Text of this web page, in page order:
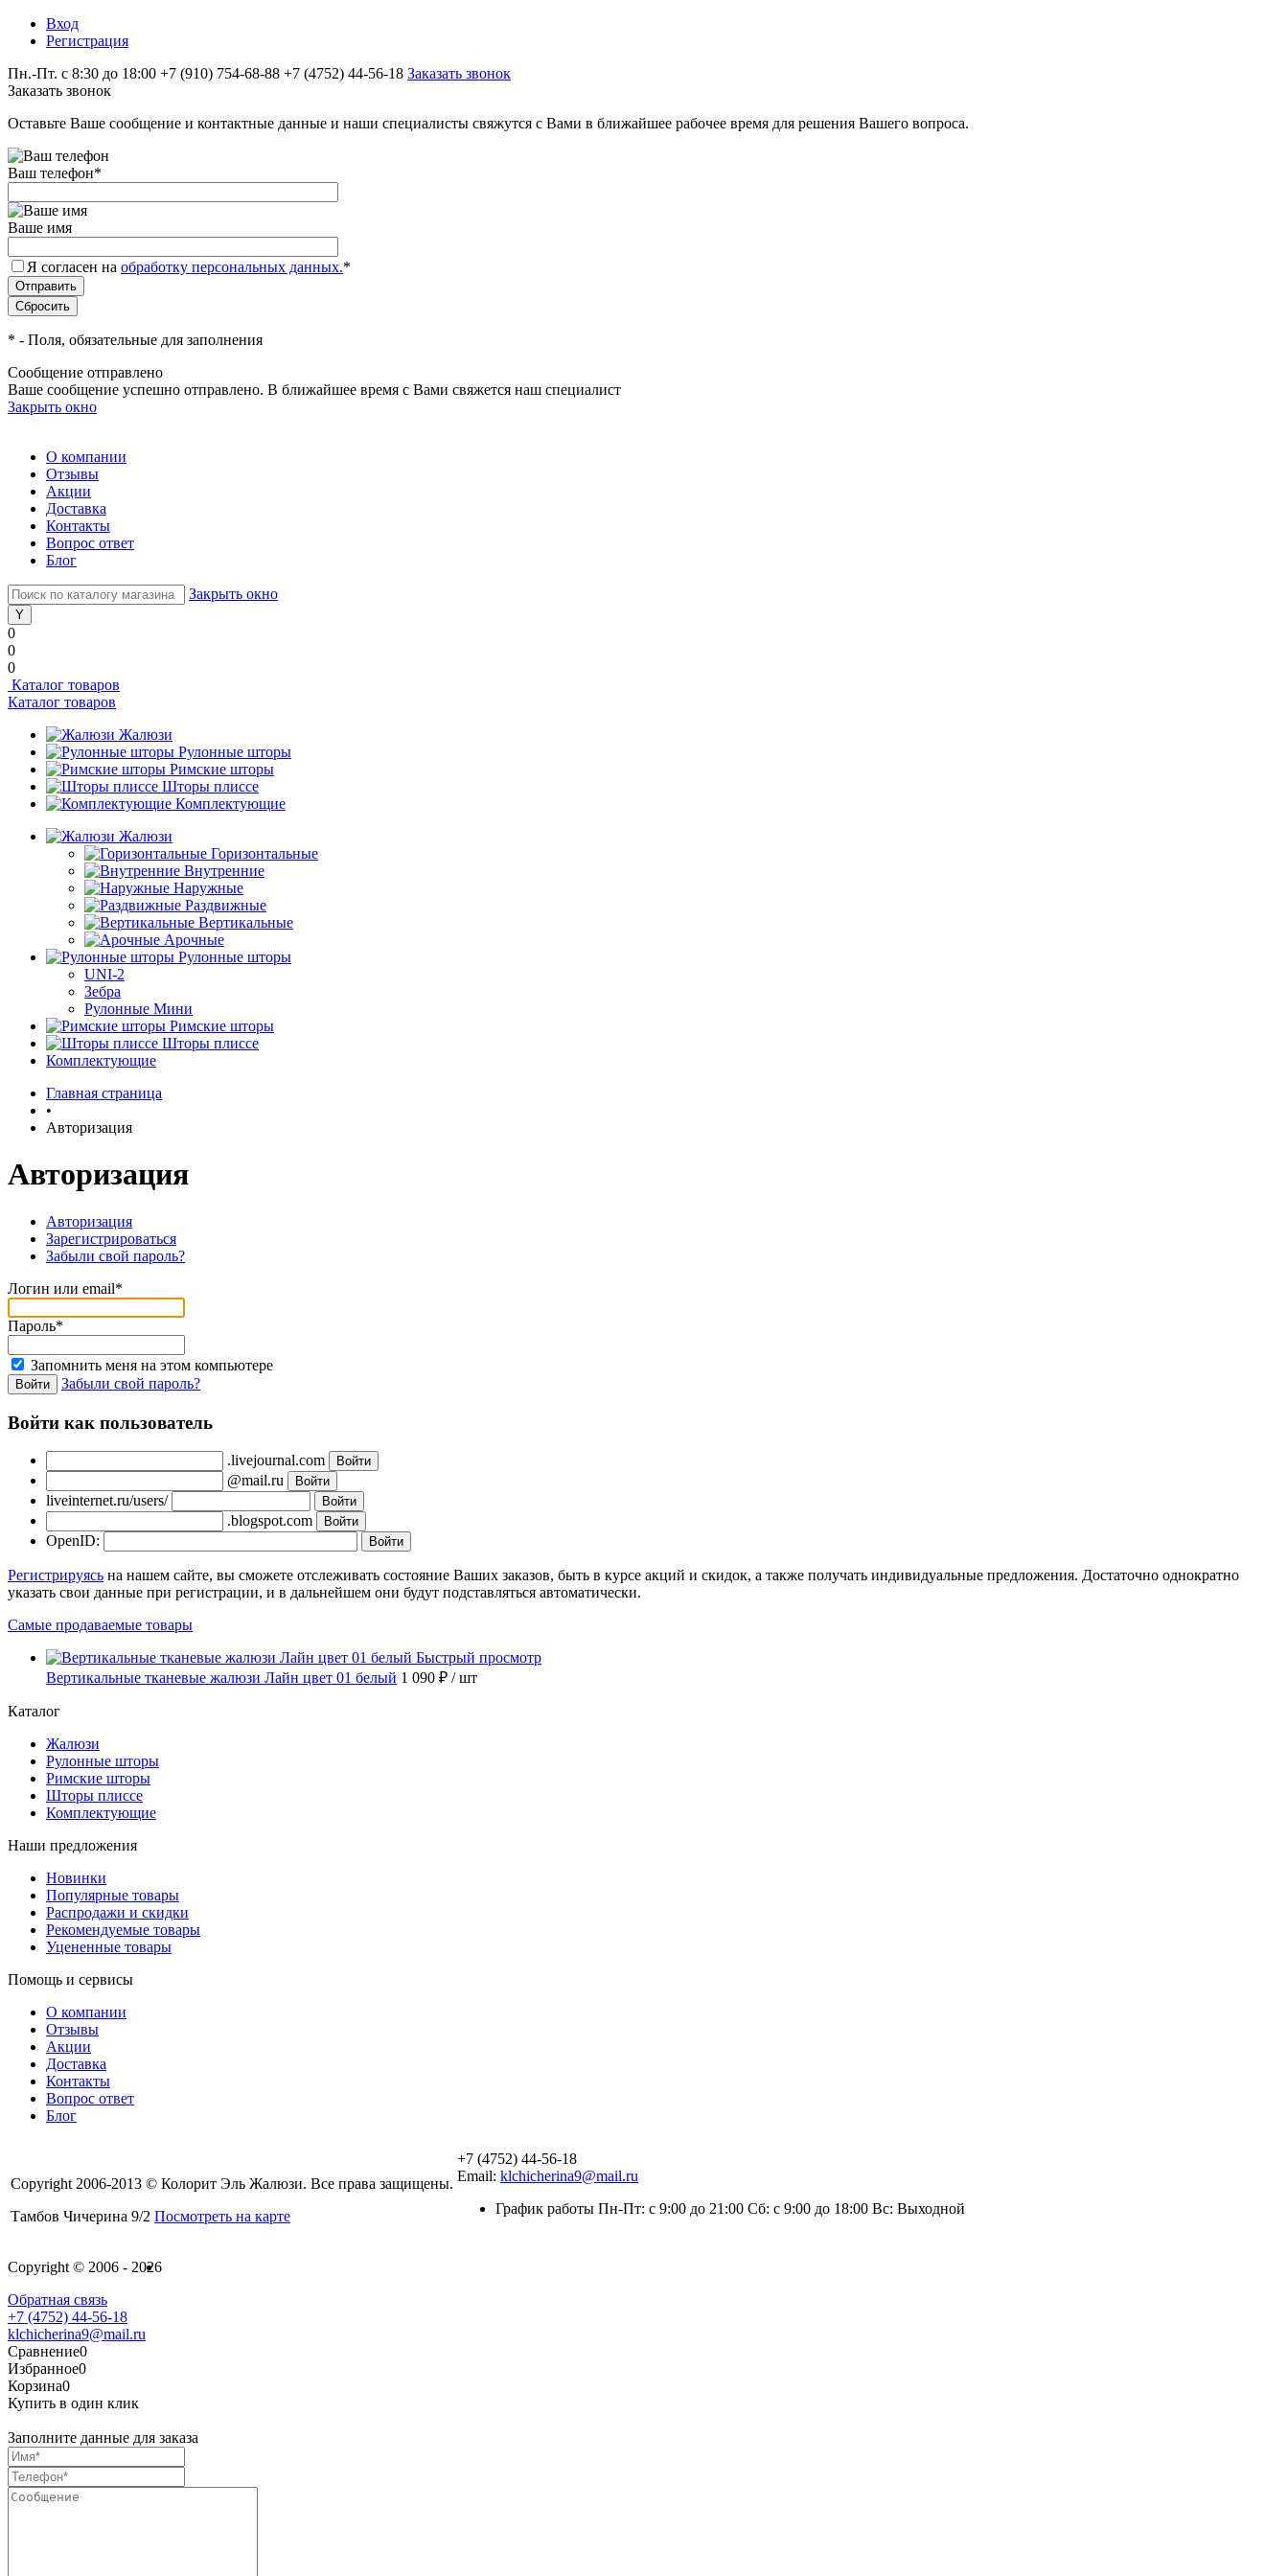
Вход
Регистрация
Пн.-Пт. с 8:30 до 18:00 +7 (910) 754‑68-88 +7 (4752) 44-56-18 Заказать звонок
Заказать звонок
Оставьте Ваше сообщение и контактные данные и наши специалисты свяжутся с Вами в ближайшее рабочее время для решения Вашего вопроса.
Ваш телефон*
Ваше имя
Я согласен на обработку персональных данных.*
* - Поля, обязательные для заполнения
Сообщение отправлено
Ваше сообщение успешно отправлено. В ближайшее время с Вами свяжется наш специалист
Закрыть окно
О компании
Отзывы
Акции
Доставка
Контакты
Вопрос ответ
Блог
Закрыть окно
0
0
0
Каталог товаров
Каталог товаров
Жалюзи
Рулонные шторы
Римские шторы
Шторы плиссе
Комплектующие
Жалюзи
Горизонтальные
Внутренние
Наружные
Раздвижные
Вертикальные
Арочные
Рулонные шторы
UNI-2
Зебра
Рулонные Мини
Римские шторы
Шторы плиссе
Комплектующие
Главная страница
•
Авторизация
Авторизация
Авторизация
Зарегистрироваться
Забыли свой пароль?
Логин или email*
Пароль*
Запомнить меня на этом компьютере
Забыли свой пароль?
Войти как пользователь
.livejournal.com
@mail.ru
liveinternet.ru/users/
.blogspot.com
OpenID:
Регистрируясь на нашем сайте, вы сможете отслеживать состояние Ваших заказов, быть в курсе акций и скидок, а также получать индивидуальные предложения. Достаточно однократно
указать свои данные при регистрации, и в дальнейшем они будут подставляться автоматически.
Самые продаваемые товары
Быстрый просмотр
Вертикальные тканевые жалюзи Лайн цвет 01 белый 1 090 ₽ / шт
Каталог
Жалюзи
Рулонные шторы
Римские шторы
Шторы плиссе
Комплектующие
Наши предложения
Новинки
Популярные товары
Распродажи и скидки
Рекомендуемые товары
Уцененные товары
Помощь и сервисы
О компании
Отзывы
Акции
Доставка
Контакты
Вопрос ответ
Блог
Copyright 2006-2013 © Колорит Эль Жалюзи. Все права защищены.
Тамбов Чичерина 9/2 Посмотреть на карте
+7 (4752) 44-56-18
Email: klchicherina9@mail.ru
График работы Пн-Пт: с 9:00 до 21:00 Сб: с 9:00 до 18:00 Вс: Выходной
Copyright © 2006 - 2026
Обратная связь
+7 (4752) 44-56-18
klchicherina9@mail.ru
Сравнение0
Избранное0
Корзина0
Купить в один клик
Заполните данные для заказа